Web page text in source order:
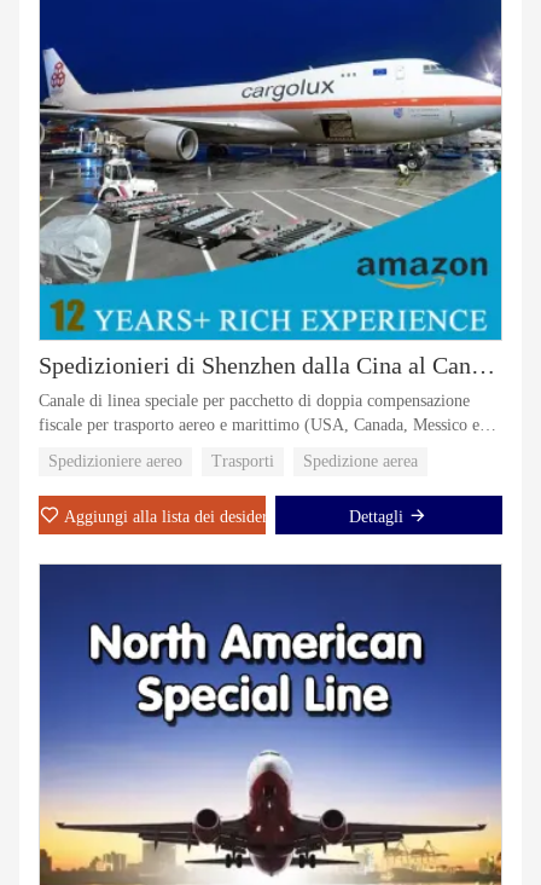
Spedizionieri di Shenzhen dalla Cina al Canada Spedizione logistica di spedizione veloce Trasporto aereo
Canale di linea speciale per pacchetto di doppia compensazione
fiscale per trasporto aereo e marittimo (USA, Canada, Messico e
Spedizioniere aereo Trasporti Spedizione aerea
Aggiungi alla lista dei desideri Dettagli